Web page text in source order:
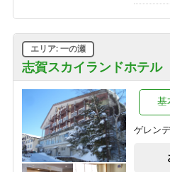
志賀スカイランドホテル
エリア: 一の瀬
ゲレン
基